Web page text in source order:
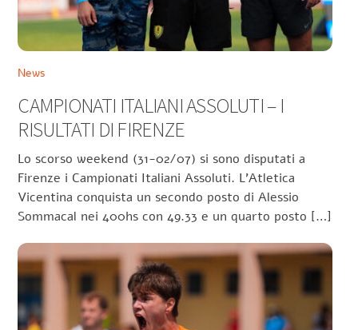
News
CAMPIONATI ITALIANI ASSOLUTI – I
RISULTATI DI FIRENZE
Lo scorso weekend (31-02/07) si sono disputati a
Firenze i Campionati Italiani Assoluti. L’Atletica
Vicentina conquista un secondo posto di Alessio
Sommacal nei 400hs con 49.33 e un quarto posto […]